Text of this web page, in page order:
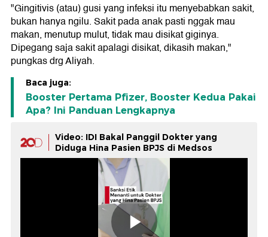
"Gingitivis (atau) gusi yang infeksi itu menyebabkan sakit,
bukan hanya ngilu. Sakit pada anak pasti nggak mau
makan, menutup mulut, tidak mau disikat giginya.
Dipegang saja sakit apalagi disikat, dikasih makan,"
pungkas drg Aliyah.
Baca juga:
Booster Pertama Pfizer, Booster Kedua Pakai
Apa? Ini Panduan Lengkapnya
Video: IDI Bakal Panggil Dokter yang
Diduga Hina Pasien BPJS di Medsos